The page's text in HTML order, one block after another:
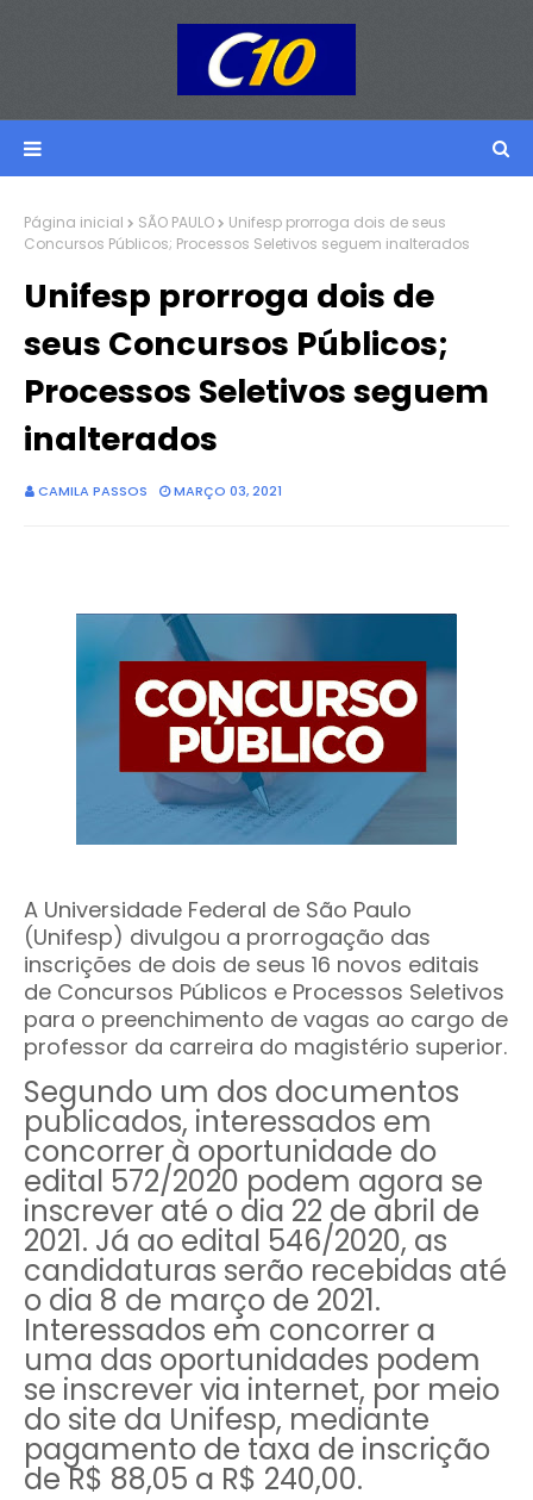
Página inicial SÃO PAULO
Unifesp prorroga dois de seus
Concursos Públicos; Processos Seletivos seguem inalterados
Unifesp prorroga dois de
seus Concursos Públicos;
Processos Seletivos seguem
inalterados
CAMILA PASSOS MARÇO 03, 2021
A Universidade Federal de São Paulo
(Unifesp) divulgou a prorrogação das
inscrições de dois de seus 16 novos editais
de Concursos Públicos e Processos Seletivos
para o preenchimento de vagas ao cargo de
professor da carreira do magistério superior.
Segundo um dos documentos
publicados, interessados em
concorrer à oportunidade do
edital 572/2020 podem agora se
inscrever até o dia 22 de abril de
2021. Já ao edital 546/2020, as
candidaturas serão recebidas até
o dia 8 de março de 2021.
Interessados em concorrer a
uma das oportunidades podem
se inscrever via internet, por meio
do site da Unifesp, mediante
pagamento de taxa de inscrição
de R$ 88,05 a R$ 240,00.